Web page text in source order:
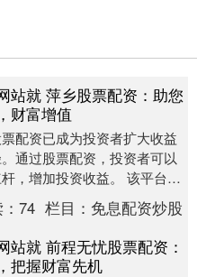
站就 萍乡股票配资：助您
财富增值
配资已成为投资者扩大收益
通过股票配资，投资者可以
，增加投资收益。 该平台还
资数据，包括配资规模、配资
限....
：74 栏目： 免息配资炒股
站就 前程无忧股票配资：
把握财富先机